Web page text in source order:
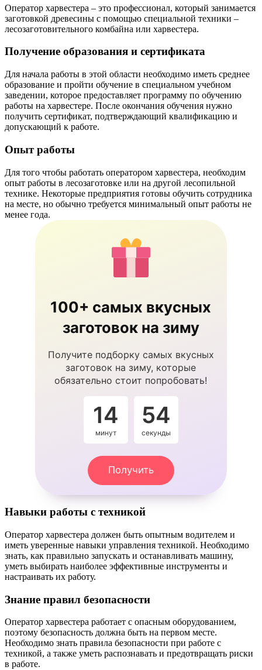
Оператор харвестера – это профессионал, который занимается
заготовкой древесины с помощью специальной техники –
лесозаготовительного комбайна или харвестера.
Получение образования и сертификата
Для начала работы в этой области необходимо иметь среднее
образование и пройти обучение в специальном учебном
заведении, которое предоставляет программу по обучению
работы на харвестере. После окончания обучения нужно
получить сертификат, подтверждающий квалификацию и
допускающий к работе.
Опыт работы
Для того чтобы работать оператором харвестера, необходим
опыт работы в лесозаготовке или на другой лесопильной
технике. Некоторые предприятия готовы обучить сотрудника
на месте, но обычно требуется минимальный опыт работы не
менее года.
100+ самых вкусных
заготовок на зиму
Получите подборку самых вкусных
заготовок на зиму, которые
обязательно стоит попробовать!
14
минут
53
секунды
Получить
Навыки работы с техникой
Оператор харвестера должен быть опытным водителем и
иметь уверенные навыки управления техникой. Необходимо
знать, как правильно запускать и останавливать машину,
уметь выбирать наиболее эффективные инструменты и
настраивать их работу.
Знание правил безопасности
Оператор харвестера работает с опасным оборудованием,
поэтому безопасность должна быть на первом месте.
Необходимо знать правила безопасности при работе с
техникой, а также уметь распознавать и предотвращать риски
в работе.